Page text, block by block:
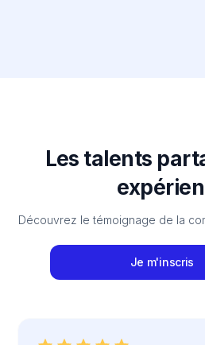
Les talents
Découvrez le témoignage de la
Je m'inscris